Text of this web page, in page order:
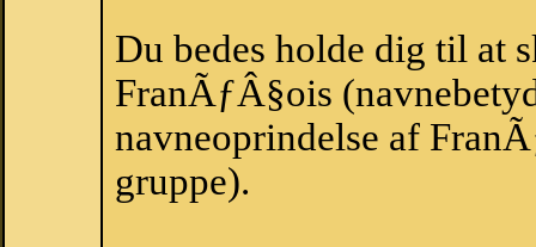
Du bedes holde dig til at
FranÃƒÂ§ois
navneoprindelse af
gruppe).